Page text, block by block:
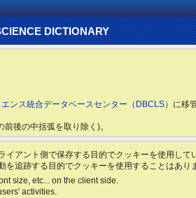
DICTIONARY
ンス統合データベースセンター（DBCLS） に移
後の中括弧を取り除く)。
アント側で保存する目的でクッキーを使用して
追跡する目的でクッキーを使用することはあり
size, etc... on the client side.
activities.